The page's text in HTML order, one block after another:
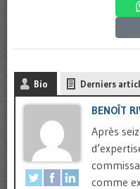
Bio Derniers
BENOÎT
Après
comme